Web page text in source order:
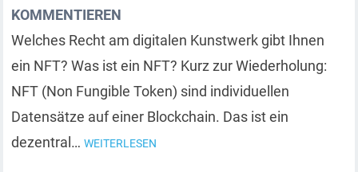
KOMMENTIEREN
Welches Recht am digitalen Kunstwerk gibt Ihnen
ein NFT? Was ist ein NFT? Kurz zur Wiederholung:
NFT (Non Fungible Token) sind individuellen
Datensätze auf einer Blockchain. Das ist ein
dezentral…WEITERLESEN